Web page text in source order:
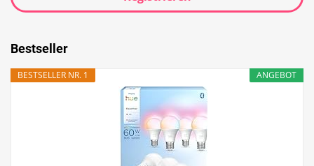
Bestseller
ANGEBOT
BESTSELLER NR. 1